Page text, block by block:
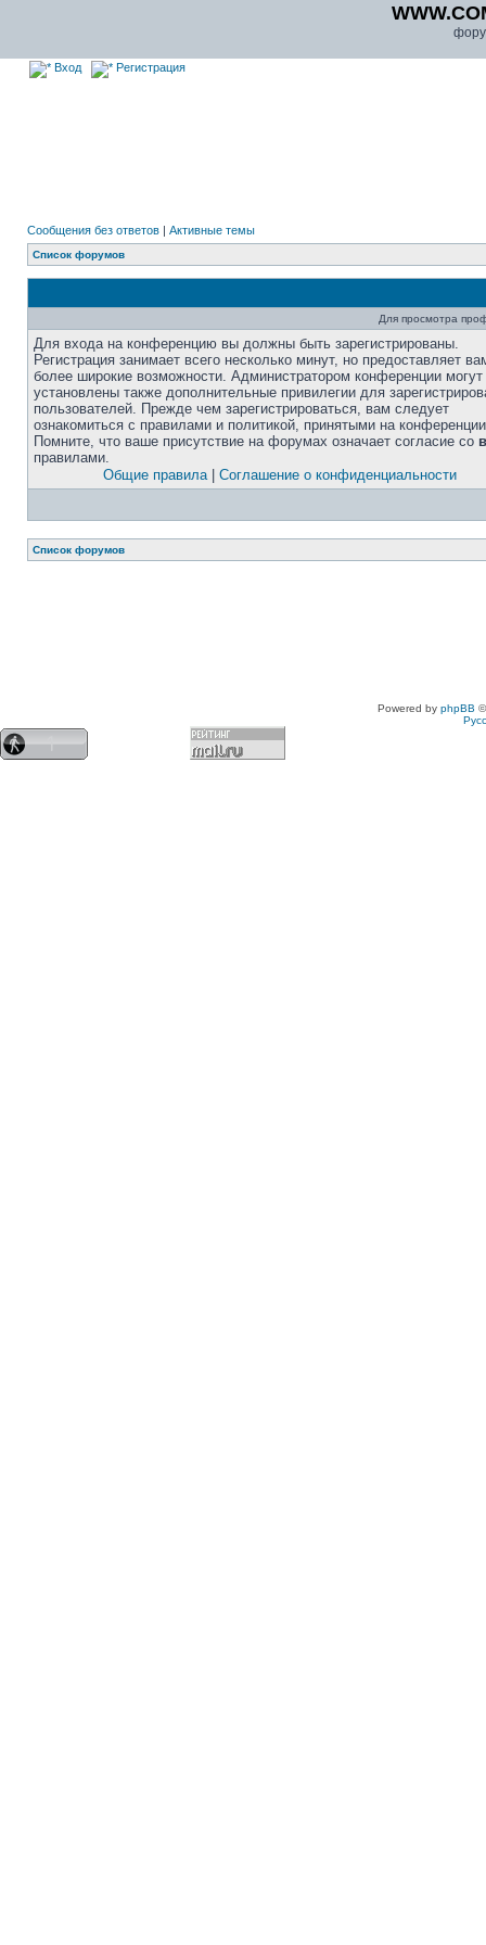
Вход Регистрация
Сообщения без ответов | Активные темы
Список форумов
Для просмотра
Для входа на конференцию вы должны быть зарегистрированы.
Регистрация занимает всего несколько минут, но предоставляет
более широкие возможности. Администратором конференции
установлены также дополнительные привилегии для
пользователей. Прежде чем зарегистрироваться, вам следует
ознакомиться с правилами и политикой, принятыми на
Помните, что ваше присутствие на форумах означает согласие со
правилами.
Общие правила| Соглашение о конфиденциальности
Список форумов
Powered by phpBB